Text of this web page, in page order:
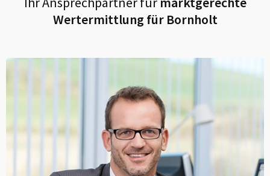
Wertermittlung für Bornholt